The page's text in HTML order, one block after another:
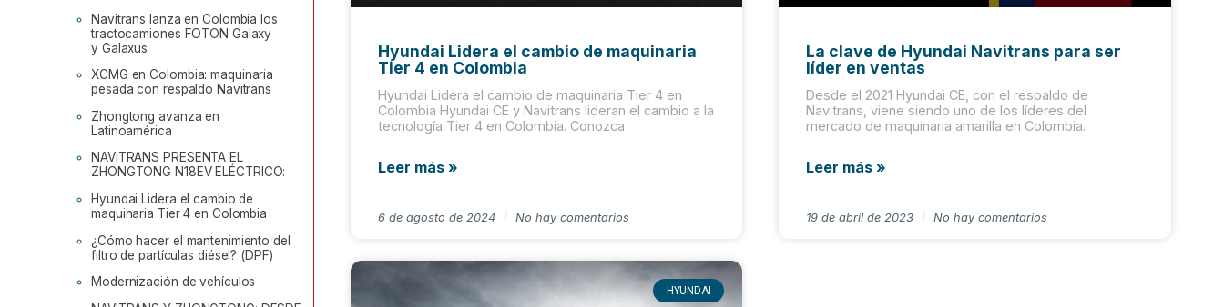
Navitrans lanza en Colombia los
tractocamiones FOTON Galaxy
y Galaxus
XCMG en Colombia: maquinaria
pesada con respaldo Navitrans
Zhongtong avanza en
Latinoamérica
NAVITRANS PRESENTA EL
ZHONGTONG N18EV ELÉCTRICO:
Hyundai Lidera el cambio de
maquinaria Tier 4 en Colombia
¿Cómo hacer el mantenimiento del
filtro de partículas diésel? (DPF)
Modernización de vehículos
Hyundai Lidera el cambio de maquinaria
Tier 4 en Colombia
Hyundai Lidera el cambio de maquinaria Tier 4 en
Colombia Hyundai CE y Navitrans lideran el cambio a la
tecnología Tier 4 en Colombia. Conozca
Leer más »
6 de agosto de 2024 No hay comentarios
La clave de Hyundai Navitrans para ser
líder en ventas
Desde el 2021 Hyundai CE, con el respaldo de
Navitrans, viene siendo uno de los líderes del
mercado de maquinaria amarilla en Colombia.
Leer más »
19 de abril de 2023 No hay comentarios
HYUNDAI